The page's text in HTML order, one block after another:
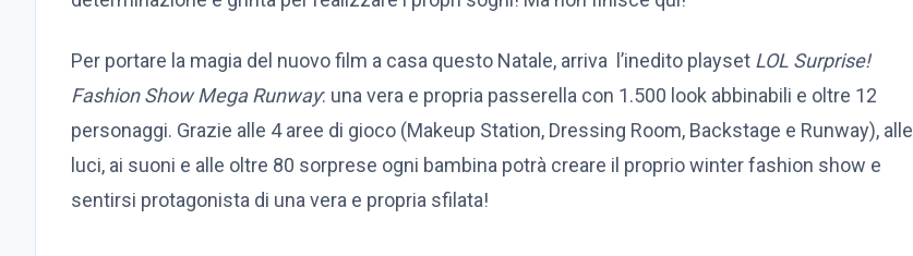
Per portare la magia del nuovo film a casa questo Natale, arriva l’inedito playset LOL Surprise!
Fashion Show Mega Runway: una vera e propria passerella con 1.500 look abbinabili e oltre 12
personaggi. Grazie alle 4 aree di gioco (Makeup Station, Dressing Room, Backstage e Runway), alle
luci, ai suoni e alle oltre 80 sorprese ogni bambina potrà creare il proprio winter fashion show e
sentirsi protagonista di una vera e propria sfilata!